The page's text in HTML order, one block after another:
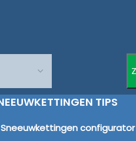
TIPS
Sneeuwkettingen configurator